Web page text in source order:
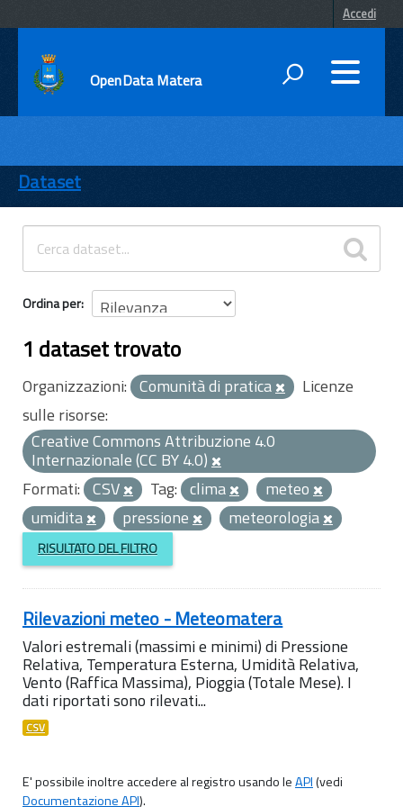
Accedi
OpenData Matera
ENTI
TEMI
INFORMAZIONI
Dataset
Ordina per
1 dataset trovato
Organizzazioni: Comunità di pratica
Licenze
sulle risorse:
Creative Commons Attribuzione 4.0
Internazionale (CC BY 4.0)
Formati: CSV Tag: clima
meteo
umidita
pressione meteorologia
RISULTATO DEL FILTRO
Rilevazioni meteo - Meteomatera
Valori estremali (massimi e minimi) di Pressione
Relativa, Temperatura Esterna, Umidità Relativa,
Vento (Raffica Massima), Pioggia (Totale Mese). I
dati riportati sono rilevati...
CSV
E' possibile inoltre accedere al registro usando leAPI(vedi
Documentazione API).